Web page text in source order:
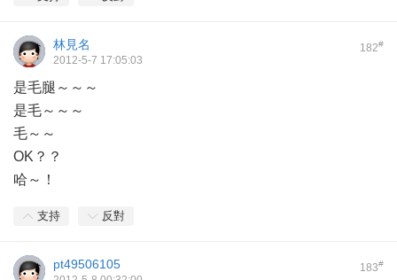
182#
林見名
2012-5-7 17:05:03
是毛腿～～～
是毛～～～
毛～～
OK？？
哈～！
支持 反對
183#
pt49506105